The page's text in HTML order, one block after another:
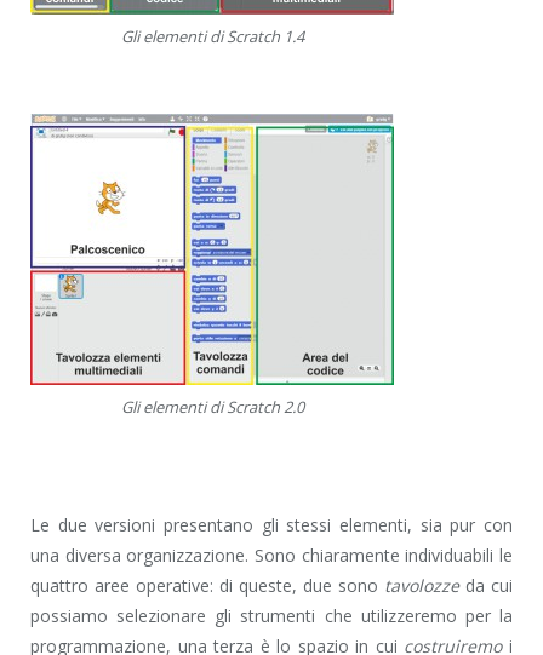
Gli elementi di Scratch 1.4
Gli elementi di Scratch 2.0
Le due versioni presentano gli stessi elementi, sia pur con
una diversa organizzazione. Sono chiaramente individuabili le
quattro aree operative: di queste, due sono tavolozzeda cui
possiamo selezionare gli strumenti che utilizzeremo per la
programmazione, una terza è lo spazio in cui costruiremoi